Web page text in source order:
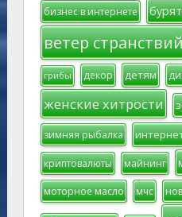
бизнес в интернете
ветер
грибы декор детям
женские хитрости
зимняя рыбалка
криптовалюты майнинг
моторное масло мчс